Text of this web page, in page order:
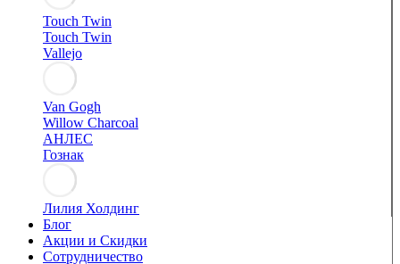
Touch Twin
Touch Twin
Vallejo
Van Gogh
Willow Charcoal
АНЛЕС
Гознак
Лилия Холдинг
Блог
Акции и Скидки
Сотрудничество